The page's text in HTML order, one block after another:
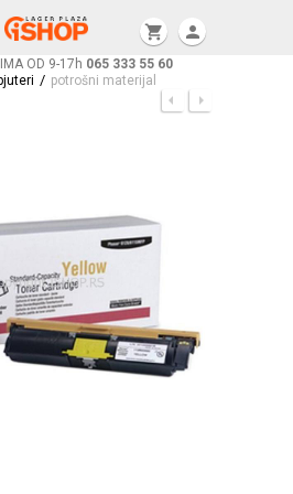
OD 9-17h 065 333 55 60
shopping_cart person
/ potrošni materijal